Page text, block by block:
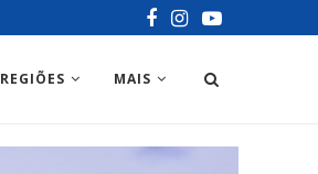
REGIÕES MAIS